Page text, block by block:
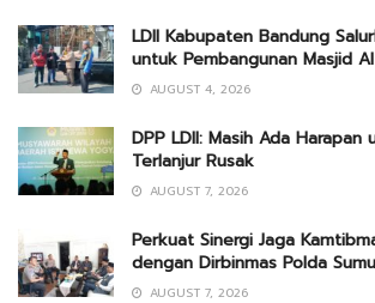
LDII Kabupaten Bandung
untuk Pembangunan Masjid
AUGUST 4, 2026
DPP LDII: Masih Ada
Terlanjur Rusak
AUGUST 7, 2026
Perkuat Sinergi Jaga
dengan Dirbinmas Polda
AUGUST 7, 2026